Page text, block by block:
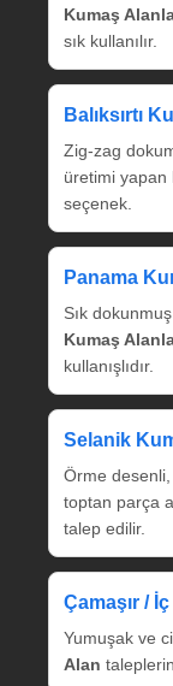
Kumaş
sık kullanılır.
Balıksırtı
Zig‑zag
üretimi yapan
seçenek.
Panama
Sık
Kumaş
kullanışlıdır.
Selanik
Örme desenli,
toptan parça
talep edilir.
Çamaşır /
Yumuşak ve
Alan